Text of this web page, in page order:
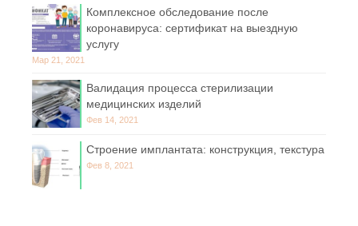
Комплексное обследование после
коронавируса: сертификат на выездную
услугу
Мар 21, 2021
Валидация процесса стерилизации
медицинских изделий
Фев 14, 2021
Строение имплантата: конструкция, текстура
Фев 8, 2021